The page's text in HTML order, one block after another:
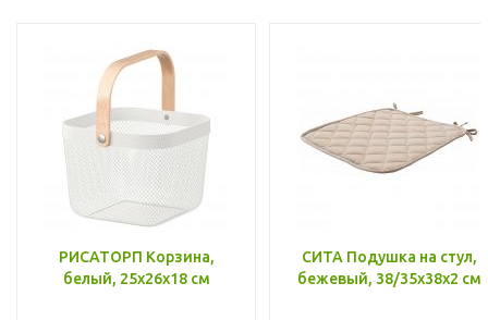
РИСАТОРП Корзина,
белый, 25x26x18 см
СИТА Подушка на стул,
бежевый, 38/35x38x2 см